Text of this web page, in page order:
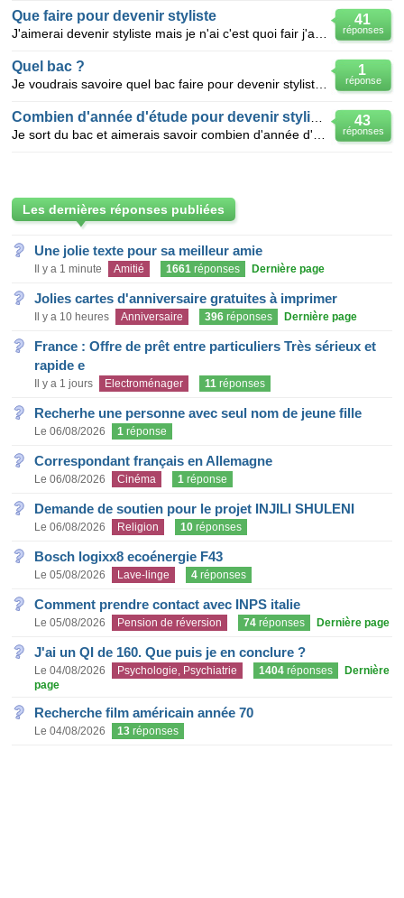
41
réponses
Que faire pour devenir styliste
1
réponse
Quel bac ?
43
réponses
Les dernières réponses publiées
Une jolie texte pour sa meilleur amie
Il y a 1 minute Amitié 1661 réponses Dernière page
Jolies cartes d'anniversaire gratuites à imprimer
Il y a 10 heures Anniversaire 396 réponses Dernière page
France : Offre de prêt entre particuliers Très sérieux et
rapide e
Il y a 1 jours Electroménager 11 réponses
Recherhe une personne avec seul nom de jeune fille
Le 06/08/2026 1 réponse
Correspondant français en Allemagne
Le 06/08/2026 Cinéma 1 réponse
Demande de soutien pour le projet INJILI SHULENI
Le 06/08/2026 Religion 10 réponses
Bosch logixx8 ecoénergie F43
Le 05/08/2026 Lave-linge 4 réponses
Comment prendre contact avec INPS italie
Le 05/08/2026 Pension de réversion 74 réponses Dernière page
J'ai un QI de 160. Que puis je en conclure ?
Le 04/08/2026 Psychologie, Psychiatrie 1404 réponses
Dernière
page
Recherche film américain année 70
Le 04/08/2026 13 réponses